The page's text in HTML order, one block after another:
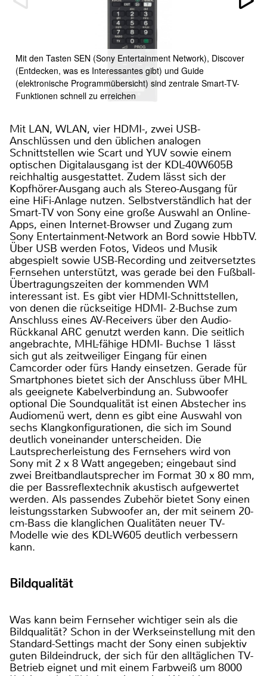
Mit den Tasten SEN (Sony Entertainment Network), Discover
(Entdecken, was es Interessantes gibt) und Guide
(elektronische Programmübersicht) sind zentrale Smart-TV-
Funktionen schnell zu erreichen
Mit LAN, WLAN, vier HDMI-, zwei USB-
Anschlüssen und den üblichen analogen
Schnittstellen wie Scart und YUV sowie einem
optischen Digitalausgang ist der KDL-40W605B
reichhaltig ausgestattet. Zudem lässt sich der
Kopfhörer-Ausgang auch als Stereo-Ausgang für
eine HiFi-Anlage nutzen. Selbstverständlich hat der
Smart-TV von Sony eine große Auswahl an Online-
Apps, einen Internet-Browser und Zugang zum
Sony Entertainment-Network an Bord sowie HbbTV.
Über USB werden Fotos, Videos und Musik
abgespielt sowie USB-Recording und zeitversetztes
Fernsehen unterstützt, was gerade bei den Fußball-
Übertragungszeiten der kommenden WM
interessant ist. Es gibt vier HDMI-Schnittstellen,
von denen die rückseitige HDMI- 2-Buchse zum
Anschluss eines AV-Receivers über den Audio-
Rückkanal ARC genutzt werden kann. Die seitlich
angebrachte, MHL-fähige HDMI- Buchse 1 lässt
sich gut als zeitweiliger Eingang für einen
Camcorder oder fürs Handy einsetzen. Gerade für
Smartphones bietet sich der Anschluss über MHL
als geeignete Kabelverbindung an. Subwoofer
optional Die Soundqualität ist einen Abstecher ins
Audiomenü wert, denn es gibt eine Auswahl von
sechs Klangkonfigurationen, die sich im Sound
deutlich voneinander unterscheiden. Die
Lautsprecherleistung des Fernsehers wird von
Sony mit 2 x 8 Watt angegeben; eingebaut sind
zwei Breitbandlautsprecher im Format 30 x 80 mm,
die per Bassreflextechnik akustisch aufgewertet
werden. Als passendes Zubehör bietet Sony einen
leistungsstarken Subwoofer an, der mit seinem 20-
cm-Bass die klanglichen Qualitäten neuer TV-
Modelle wie des KDL-W605 deutlich verbessern
kann.
Bildqualität
Was kann beim Fernseher wichtiger sein als die
Bildqualität? Schon in der Werkseinstellung mit den
Standard-Settings macht der Sony einen subjektiv
guten Bildeindruck, der sich für den alltäglichen TV-
Betrieb eignet und mit einem Farbweiß um 8000